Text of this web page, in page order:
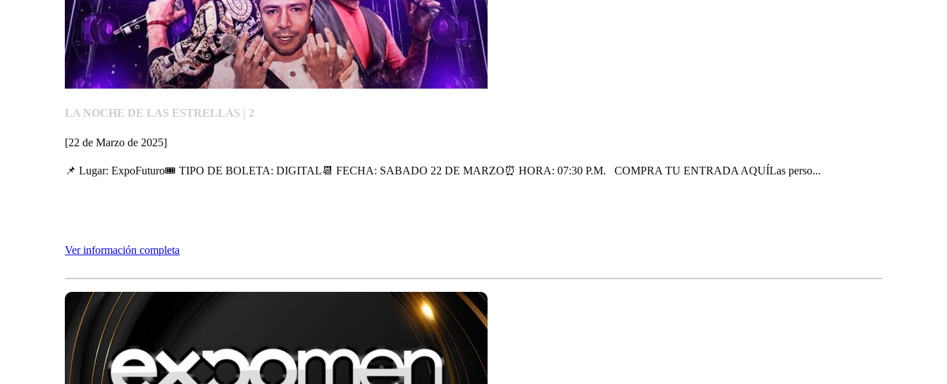
LA NOCHE DE LAS ESTRELLAS | 2
[22 de Marzo de 2025]
📌 Lugar: ExpoFuturo🎟 TIPO DE BOLETA: DIGITAL📆 FECHA: SABADO 22 DE MARZO⏰ HORA: 07:30 P.M. COMPRA TU ENTRADA AQUÍLas perso...
Ver información completa